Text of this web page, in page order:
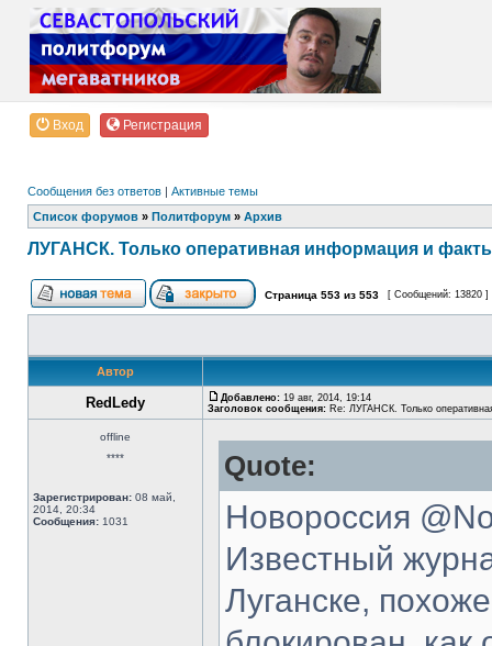
Вход Регистрация
Сообщения без ответов | Активные темы
Список форумов » Политфорум » Архив
ЛУГАНСК. Только оперативная информация и
Страница 553 из 553 [ Сообщений: 13820 ]
Автор
RedLedy Добавлено: 19 авг, 2014, 19:14
Заголовок сообщения: Re: ЛУГАНСК. Только
offline
****
Зарегистрирован: 08 май,
2014, 20:34
Сообщения: 1031
Quote:
Новороссия
Известный
Луганске,